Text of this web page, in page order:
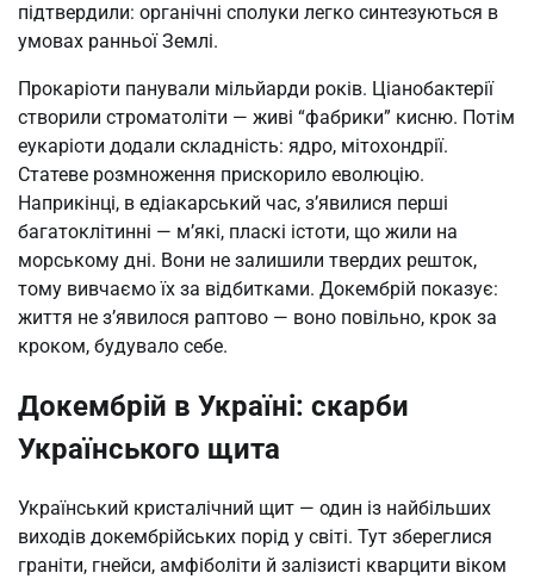
підтвердили: органічні сполуки легко синтезуються в
умовах ранньої Землі.
Прокаріоти панували мільйарди років. Ціанобактерії
створили строматоліти — живі “фабрики” кисню. Потім
еукаріоти додали складність: ядро, мітохондрії.
Статеве розмноження прискорило еволюцію.
Наприкінці, в едіакарський час, з’явилися перші
багатоклітинні — м’які, пласкі істоти, що жили на
морському дні. Вони не залишили твердих решток,
тому вивчаємо їх за відбитками. Докембрій показує:
життя не з’явилося раптово — воно повільно, крок за
кроком, будувало себе.
Докембрій в Україні: скарби
Українського щита
Український кристалічний щит — один із найбільших
виходів докембрійських порід у світі. Тут збереглися
граніти, гнейси, амфіболіти й залізисті кварцити віком